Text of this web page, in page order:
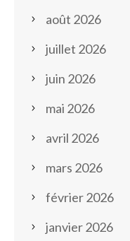
août 2026
juillet 2026
juin 2026
mai 2026
avril 2026
mars 2026
février 2026
janvier 2026